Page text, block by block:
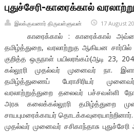
புதுச்சேரி-காரைக்கால்
இலக்குவனார் திருவள்ளுவன் 17 August
காரைக்கால் : காரைக்கால்
தமிழ்த்துறை, வரலாற்றுத ஆகியன சார்பில்
குறித்த ஒருநாள் பயிலரங்கம்(ஆடி 23,
கல்லூரி முதல்வர் முனைவர் நா.
தமிழ்த்துணைப் பேராசிரியர்
வரலாற்றுத்துறை தலைவர் பச்சவள்ளி
அரசு கலைக்கல்லூரி தமிழ்த்துறை
சாயபுமரைக்காயர்
முதல்வர் முனைவர் சசிகாந்தாசு